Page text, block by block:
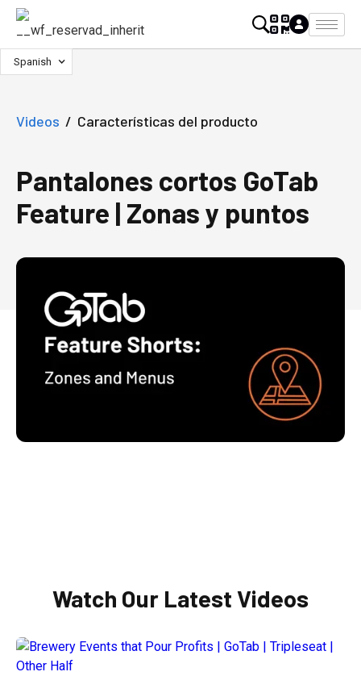
Spanish
Videos / Características del producto
Pantalones cortos GoTab
Feature | Zonas y puntos
Watch Our Latest Videos